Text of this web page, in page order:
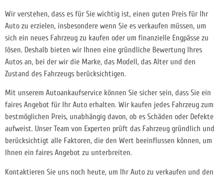
Wir verstehen, dass es für Sie wichtig ist, einen guten Preis für Ihr
Auto zu erzielen, insbesondere wenn Sie es verkaufen müssen, um
sich ein neues Fahrzeug zu kaufen oder um finanzielle Engpässe zu
lösen. Deshalb bieten wir Ihnen eine gründliche Bewertung Ihres
Autos an, bei der wir die Marke, das Modell, das Alter und den
Zustand des Fahrzeugs berücksichtigen.
Mit unserem Autoankaufservice können Sie sicher sein, dass Sie ein
faires Angebot für Ihr Auto erhalten. Wir kaufen jedes Fahrzeug zum
bestmöglichen Preis, unabhängig davon, ob es Schäden oder Defekte
aufweist. Unser Team von Experten prüft das Fahrzeug gründlich und
berücksichtigt alle Faktoren, die den Wert beeinflussen können, um
Ihnen ein faires Angebot zu unterbreiten.
Kontaktieren Sie uns noch heute, um Ihr Auto zu verkaufen und den